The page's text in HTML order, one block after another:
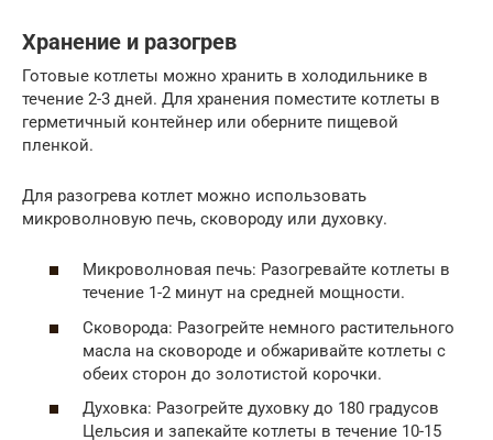
Хранение и разогрев
Готовые котлеты можно хранить в холодильнике в
течение 2-3 дней. Для хранения поместите котлеты в
герметичный контейнер или оберните пищевой
пленкой.
Для разогрева котлет можно использовать
микроволновую печь, сковороду или духовку.
Микроволновая печь: Разогревайте котлеты в
течение 1-2 минут на средней мощности.
Сковорода: Разогрейте немного растительного
масла на сковороде и обжаривайте котлеты с
обеих сторон до золотистой корочки.
Духовка: Разогрейте духовку до 180 градусов
Цельсия и запекайте котлеты в течение 10-15